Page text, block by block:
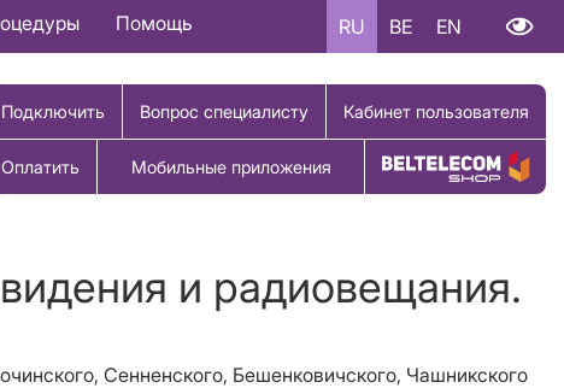
Помощь RU BE EN
Подключить Вопрос специалисту Кабинет пользователя
Оплатить Мобильные приложения Купить товар
и радиовещания.
Сенненского, Бешенковичского, Чашникского